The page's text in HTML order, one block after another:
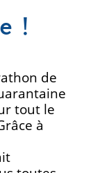
!
de
tout le
à